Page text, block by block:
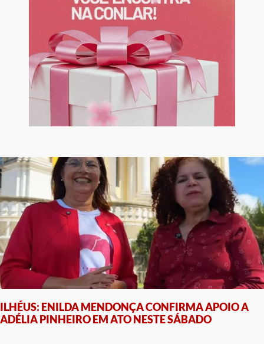
ILHÉUS: ENILDA MENDONÇA CONFIRMA APOIO A
ADÉLIA PINHEIRO EM ATO NESTE SÁBADO